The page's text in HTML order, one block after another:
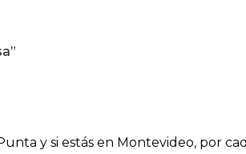
y si estás en Montevideo, por